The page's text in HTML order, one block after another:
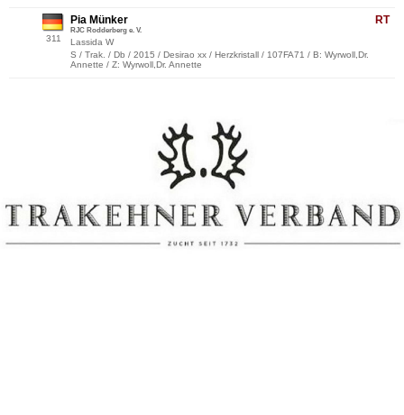
311
RT
Pia Münker
RJC Rodderberg e. V.
Lassida W
S / Trak. / Db / 2015 / Desirao xx / Herzkristall / 107FA71 / B: Wyrwoll,Dr.
Annette / Z: Wyrwoll,Dr. Annette